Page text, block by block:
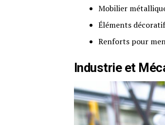
Mobilier
Éléments
Renforts pour
Industrie et